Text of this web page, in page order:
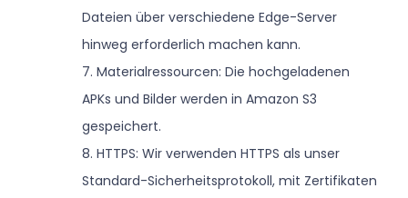
Dateien über verschiedene Edge-Server
hinweg erforderlich machen kann.
7. Materialressourcen: Die hochgeladenen
APKs und Bilder werden in Amazon S3
gespeichert.
8. HTTPS: Wir verwenden HTTPS als unser
Standard-Sicherheitsprotokoll, mit Zertifikaten